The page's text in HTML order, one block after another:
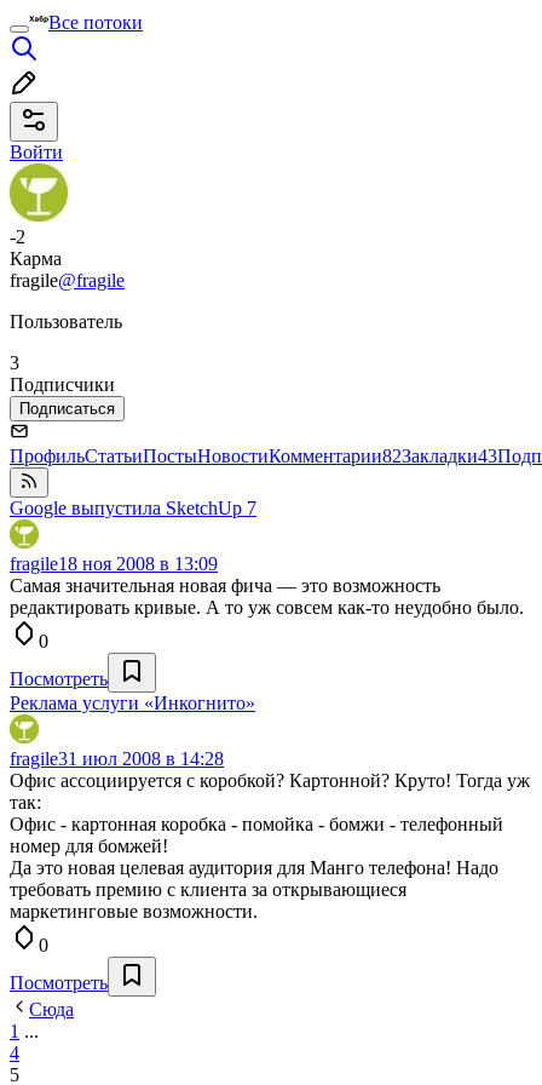
Все потоки
Войти
-2
Карма
fragile@fragile
Пользователь
3
Подписчики
Подписаться
ПрофильСтатьиПостыНовостиКомментарии82Закладки43
Google выпустила SketchUp 7
fragile18 ноя 2008 в 13:09
Самая значительная новая фича — это возможность
редактировать кривые. А то уж совсем как-то неудобно было.
0
Посмотреть
Реклама услуги «Инкогнито»
fragile31 июл 2008 в 14:28
Офис ассоциируется с коробкой? Картонной? Круто! Тогда уж
так:
Офис - картонная коробка - помойка - бомжи - телефонный
номер для бомжей!
Да это новая целевая аудитория для Манго телефона! Надо
требовать премию с клиента за открывающиеся
маркетинговые возможности.
0
Посмотреть
Сюда
1 ...
4
5